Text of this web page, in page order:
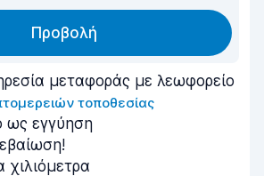
Προβολή
μεταφοράς με λεωφορείο
τοποθεσίας
ως εγγύηση
χιλιόμετρα